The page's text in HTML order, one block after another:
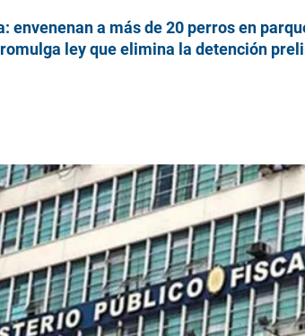
envenenan a más de 20 perros en
ley que elimina la detención